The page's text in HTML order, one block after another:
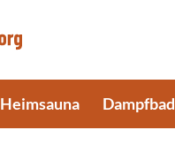
Heimsauna Dampfbad